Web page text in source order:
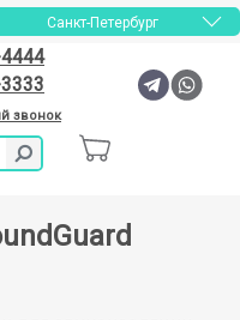
Санкт-Петербург
звонок